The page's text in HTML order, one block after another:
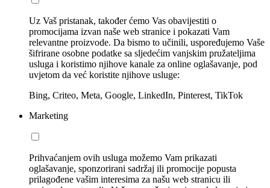
Uz Vaš pristanak, također ćemo Vas obavijestiti o
promocijama izvan naše web stranice i pokazati Vam
relevantne proizvode. Da bismo to učinili, uspoređujemo Vaše
šifrirane osobne podatke sa sljedećim vanjskim pružateljima
usluga i koristimo njihove kanale za online oglašavanje, pod
uvjetom da već koristite njihove usluge:
Bing, Criteo, Meta, Google, LinkedIn, Pinterest, TikTok
Marketing
Prihvaćanjem ovih usluga možemo Vam prikazati
oglašavanje, sponzorirani sadržaj ili promocije popusta
prilagođene vašim interesima za našu web stranicu ili